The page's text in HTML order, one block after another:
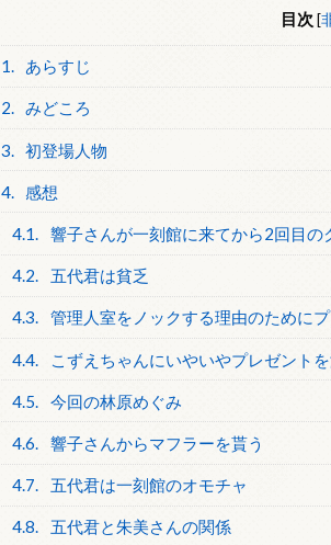
目次 [
1. あらすじ
2. みどころ
3. 初登場人物
4. 感想
4.1. 響子さんが一刻館に来てから2回目の
4.2. 五代君は貧乏
4.3. 管理人室をノックする理由のために
4.4. こずえちゃんにいやいやプレゼント
4.5. 今回の林原めぐみ
4.6. 響子さんからマフラーを貰う
4.7. 五代君は一刻館のオモチャ
4.8. 五代君と朱美さんの関係